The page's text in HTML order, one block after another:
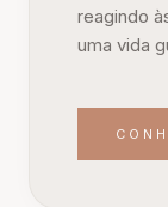
reagindo
uma vida